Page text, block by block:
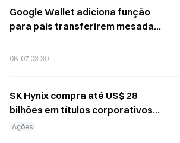
Google Wallet adiciona função
para pais transferirem mesada
fazer pagamentos por
08-07 03:30
SK Hynix compra até US$ 28
bilhões em títulos corporativos
sul-coreanos e se torna o novo
Ações